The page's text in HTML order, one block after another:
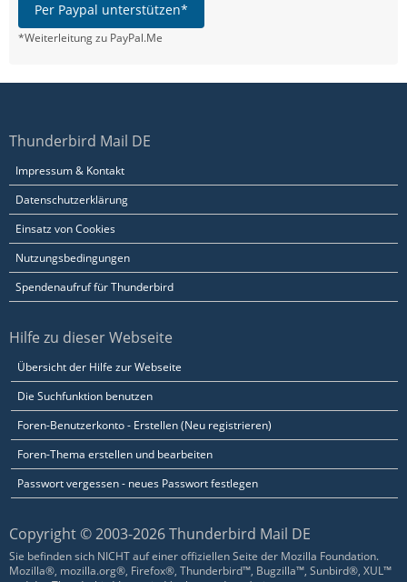
Per Paypal unterstützen*
*Weiterleitung zu PayPal.Me
Thunderbird Mail DE
Impressum & Kontakt
Datenschutzerklärung
Einsatz von Cookies
Nutzungsbedingungen
Spendenaufruf für Thunderbird
Hilfe zu dieser Webseite
Übersicht der Hilfe zur Webseite
Die Suchfunktion benutzen
Foren-Benutzerkonto - Erstellen (Neu registrieren)
Foren-Thema erstellen und bearbeiten
Passwort vergessen - neues Passwort festlegen
Copyright © 2003-2026 Thunderbird Mail DE
Sie befinden sich NICHT auf einer offiziellen Seite der Mozilla Foundation.
Mozilla®, mozilla.org®, Firefox®, Thunderbird™, Bugzilla™, Sunbird®, XUL™